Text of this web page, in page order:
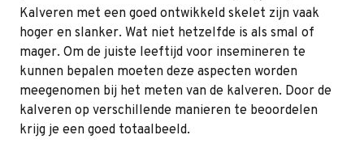
Kalveren met een goed ontwikkeld skelet zijn vaak
hoger en slanker. Wat niet hetzelfde is als smal of
mager. Om de juiste leeftijd voor insemineren te
kunnen bepalen moeten deze aspecten worden
meegenomen bij het meten van de kalveren. Door de
kalveren op verschillende manieren te beoordelen
krijg je een goed totaalbeeld.